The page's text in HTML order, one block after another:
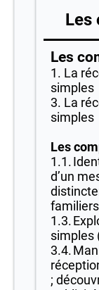
Les
Les
1. La
simples
3. La
simples
Les
1.1.
d’un
familiers
1.3.
simples
3.4.
;